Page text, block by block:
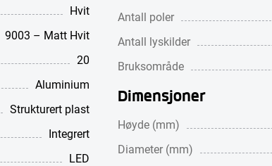
Hvit
9003 – Matt Hvit
20
Aluminium
Strukturert plast
Integrert
LED
Antall poler
Antall lyskilder
Bruksområde
Dimensjoner
Høyde (mm)
Diameter (mm)